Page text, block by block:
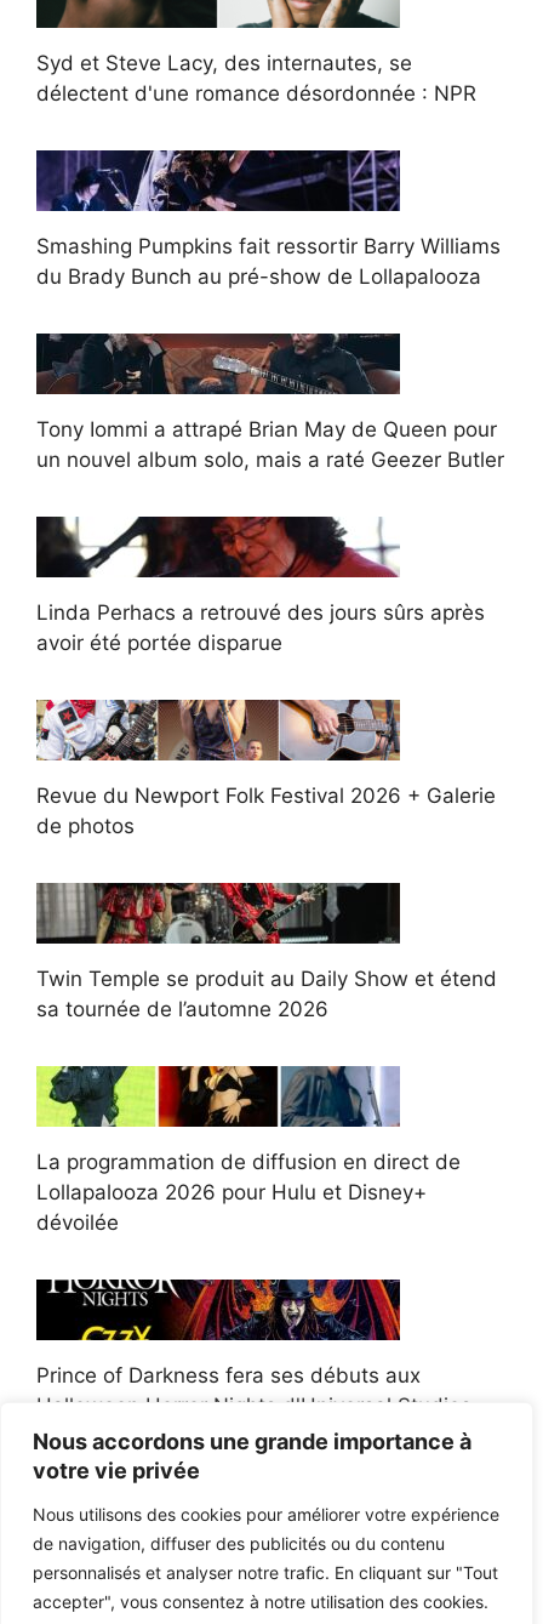
Nous accordons une grande importance à
votre vie privée
Nous utilisons des cookies pour améliorer votre expérience
de navigation, diffuser des publicités ou du contenu
personnalisés et analyser notre trafic. En cliquant sur "Tout
accepter", vous consentez à notre utilisation des cookies.
Syd et Steve Lacy, des internautes, se
délectent d'une romance désordonnée : NPR
Smashing Pumpkins fait ressortir Barry Williams
du Brady Bunch au pré-show de Lollapalooza
Tony Iommi a attrapé Brian May de Queen pour
un nouvel album solo, mais a raté Geezer Butler
Linda Perhacs a retrouvé des jours sûrs après
avoir été portée disparue
Revue du Newport Folk Festival 2026 + Galerie
de photos
Twin Temple se produit au Daily Show et étend
sa tournée de l’automne 2026
La programmation de diffusion en direct de
Lollapalooza 2026 pour Hulu et Disney+
dévoilée
Prince of Darkness fera ses débuts aux
Halloween Horror Nights d'Universal Studios
Afroman poursuit un policier de l'Ohio après la
victoire du jury en diffamation